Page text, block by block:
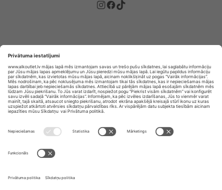
Privātuma Iestatījumi
E-veikala lietošanas noteikumi